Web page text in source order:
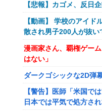
【悲報】カゴメ、反日
【動画】 学校のアイド
散され男子200人が抜
漫画家さん、覇権ゲー
はない」
ダークゴシックな2D弾
【警告】医師「米国で
日本では平気で処方され